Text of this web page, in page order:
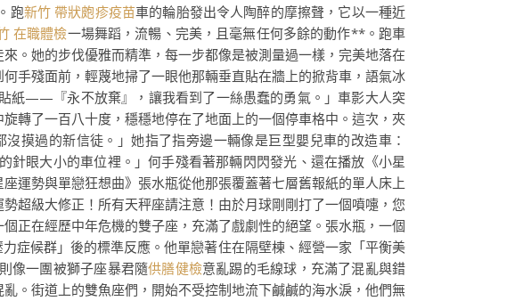
跑新竹 帶狀皰疹疫苗車的輪胎發出令人陶醉的摩擦聲，它以一種近
在職體檢一場舞蹈，流暢、完美，且毫無任何多餘的動作**。跑車
。她的步伐優雅而精準，每一步都像是被測量過一樣，完美地落在
手殘面前，輕蔑地掃了一眼他那輛垂直貼在牆上的掀背車，語氣冰
紙——『永不放棄』，讓我看到了一絲愚蠢的勇氣。」車影大人突
轉了一百八十度，穩穩地停在了地面上的一個停車格中。這次，夾
摸過的新信徒。」她指了指旁邊一輛像是巨型嬰兒車的改造車：
針眼大小的車位裡。」何手殘看著那輛閃閃發光、還在播放《小星
運勢與單戀狂想曲》張水瓶從他那張覆蓋著七層舊報紙的單人床上
超級大修正！所有天秤座請注意！由於月球剛剛打了一個噴嚏，您
正在經歷中年危機的雙子座，充滿了戲劇性的絕望。張水瓶，一個
症候群」後的標準反應。他單戀著住在隔壁棟、經營一家「平衡美
像一團被獅子座暴君隨供膳健檢意亂踢的毛線球，充滿了混亂與錯
。街道上的雙魚座們，開始不受控制地流下鹹鹹的海水淚，他們無